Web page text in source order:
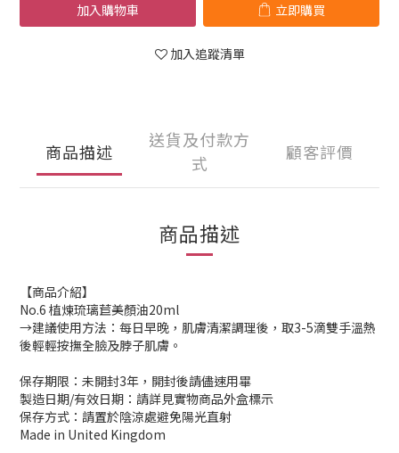
加入購物車 立即購買
加入追蹤清單
商品描述
送貨及付款方
式
顧客評價
商品描述
【商品介紹】
No.6 植煉琉璃苣美顏油20ml
→建議使用方法：每日早晚，肌膚清潔調理後，取3-5滴雙手溫熱
後輕輕按撫全臉及脖子肌膚。
保存期限：未開封3年，開封後請儘速用畢
製造日期/有效日期：請詳見實物商品外盒標示
保存方式：請置於陰涼處避免陽光直射
Made in United Kingdom